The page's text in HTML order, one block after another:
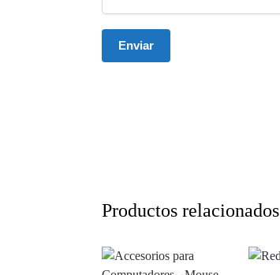
Productos relacionados